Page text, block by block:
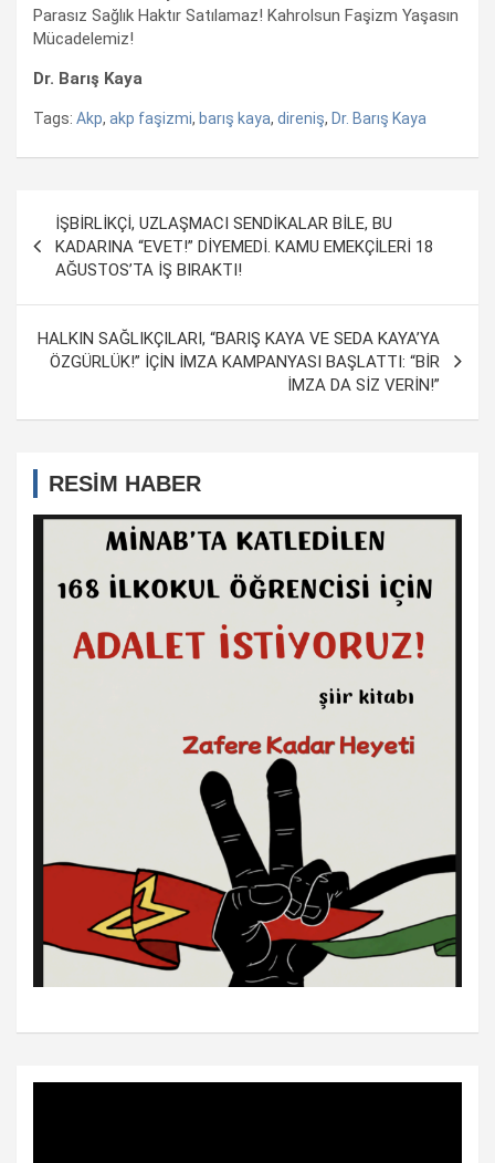
Parasız Sağlık Haktır Satılamaz! Kahrolsun Faşizm Yaşasın
Mücadelemiz!
Dr. Barış Kaya
Tags: Akp, akp faşizmi, barış kaya, direniş, Dr. Barış Kaya
Yazı
dolaşımı
İŞBİRLİKÇİ, UZLAŞMACI SENDİKALAR BİLE, BU
KADARINA “EVET!” DİYEMEDİ. KAMU EMEKÇİLERİ 18
AĞUSTOS’TA İŞ BIRAKTI!
HALKIN SAĞLIKÇILARI, “BARIŞ KAYA VE SEDA KAYA’YA
ÖZGÜRLÜK!” İÇİN İMZA KAMPANYASI BAŞLATTI: “BİR
İMZA DA SİZ VERİN!”
RESİM HABER